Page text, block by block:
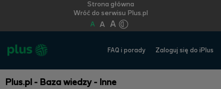
Strona główna
Wróć do serwisu Plus.pl
A A A
FAQ i porady Zaloguj się do iPlus
Plus.pl - Baza wiedzy - Inne